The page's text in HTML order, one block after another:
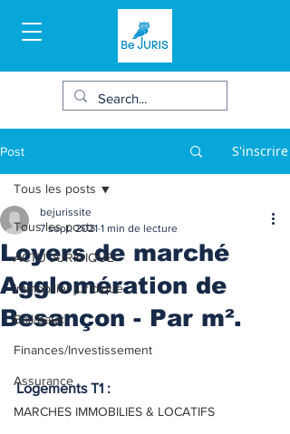
Post S'inscrire
Tous les posts
ACTU JURIDIQUE
Immobilier juridique
Bail/baux
Finances/Investissement
Assurance
MARCHES IMMOBILIES & LOCATIFS
Tous les posts
Loyers de marché
Agglomération de
Besançon - Par m².
bejurissite
7 sept. 2021 1 min de lecture
Logements T1 :